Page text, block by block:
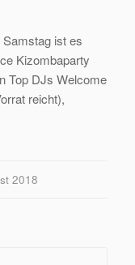
ist es
Kizombaparty
Top DJs Welcome
reicht),
2018